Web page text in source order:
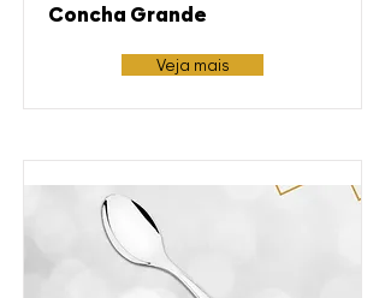
Concha Grande
Veja mais